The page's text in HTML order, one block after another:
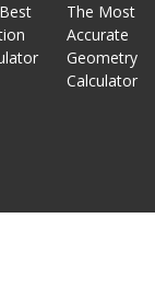
The Most
Accurate
Geometry
Calculator